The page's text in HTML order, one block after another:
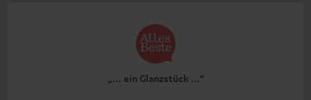
„… ein Glanzstück …“